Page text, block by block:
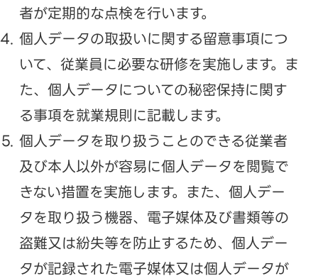
者が定期的な点検を行います。
個人データの取扱いに関する留意事項につ
いて、従業員に必要な研修を実施します。ま
た、個人データについての秘密保持に関す
る事項を就業規則に記載します。
個人データを取り扱うことのできる従業者
及び本人以外が容易に個人データを閲覧で
きない措置を実施します。また、個人デー
タを取り扱う機器、電子媒体及び書類等の
盗難又は紛失等を防止するため、個人デー
タが記録された電子媒体又は個人データが